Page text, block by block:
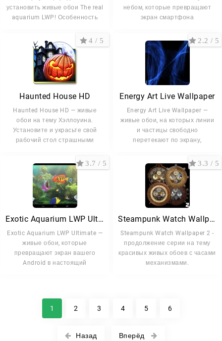
установить живые обои The real
aquarium LWP! Особенность
небом, которые превращают
экран смартфона
Haunted House HD
Haunted House HD — живые
обои на тему Хэллоуина.
Установите и украсьте свой
рабочий стол страшными
4 / 5
Energy Art Live Wallpaper
Energy Art Live Wallpaper —
живые обои, на которых линии
и частицы свободно
перетекают по экрану,
2.2 / 5
Exotic Aquarium LWP Ultimate
Exotic Aquarium LWP Ultimate —
живые обои, которые
превращают экран вашего
Android в настоящий
3.7 / 5
Steampunk Watch Wallpaper 2
Steampunk Watch Wallpaper 2 -
продолжение серии на тему
красивых живых обоев с часами
механизмами.
3.3 / 5
Назад
1 2 3 4 5 6
Вперёд